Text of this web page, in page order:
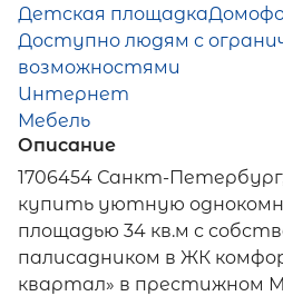
Детская площадка
Доступно людям с
возможностями
Интернет
Мебель
Описание
1706454 Санкт-
купить уютную
площадью 34 кв.м с
палисадником в ЖК
квартал» в престижном